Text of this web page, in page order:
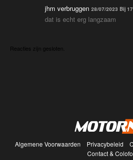
jhm verbruggen 28/07/2023 Bij
dat is echt erg langzaam
Reacties zijn gesloten.
Algemene Voorwaarden Privacybeleid
Contact &